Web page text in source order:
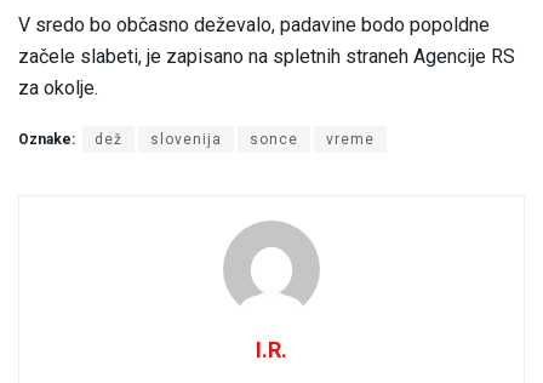
V sredo bo občasno deževalo, padavine bodo popoldne
začele slabeti, je zapisano na spletnih straneh Agencije RS
za okolje.
Oznake: dež slovenija sonce vreme
I.R.